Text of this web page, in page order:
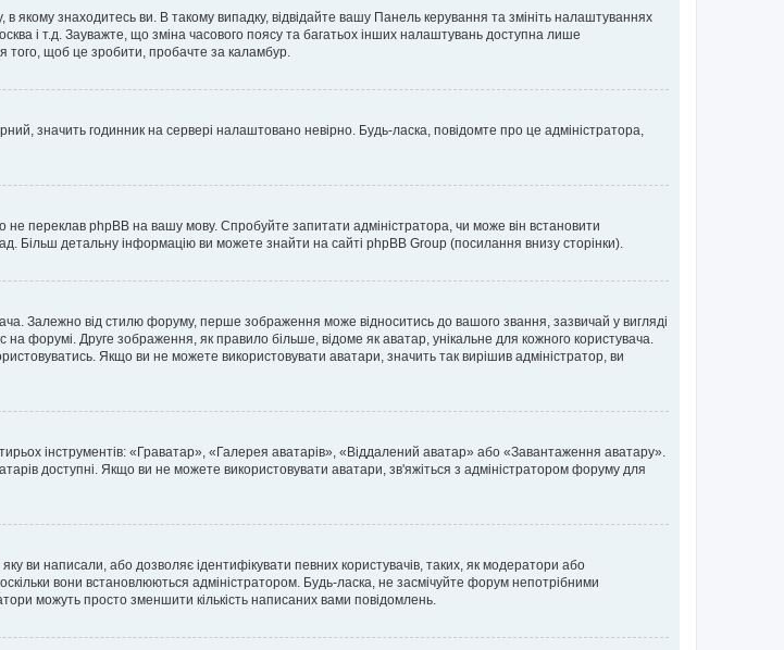
якому знаходитесь ви. В такому випадку, відвідайте вашу Панель керування та змініть налаштуваннях
і т.д. Зауважте, що зміна часового поясу та багатьох інших налаштувань доступна лише
того, щоб це зробити, пробачте за каламбур.
значить годинник на сервері налаштовано невірно. Будь-ласка, повідомте про це адміністратора,
переклав phpBB на вашу мову. Спробуйте запитати адміністратора, чи може він встановити
Більш детальну інформацію ви можете знайти на сайті phpBB Group (посилання внизу сторінки).
Залежно від стилю форуму, перше зображення може відноситись до вашого звання, зазвичай у вигляді
на форумі. Друге зображення, як правило більше, відоме як аватар, унікальне для кожного користувача.
Якщо ви не можете використовувати аватари, значить так вирішив адміністратор, ви
інструментів: «Граватар», «Галерея аватарів», «Віддалений аватар» або «Завантаження аватару».
доступні. Якщо ви не можете використовувати аватари, зв'яжіться з адміністратором форуму для
ви написали, або дозволяє ідентифікувати певних користувачів, таких, як модератори або
вони встановлюються адміністратором. Будь-ласка, не засмічуйте форум непотрібними
можуть просто зменшити кількість написаних вами повідомлень.